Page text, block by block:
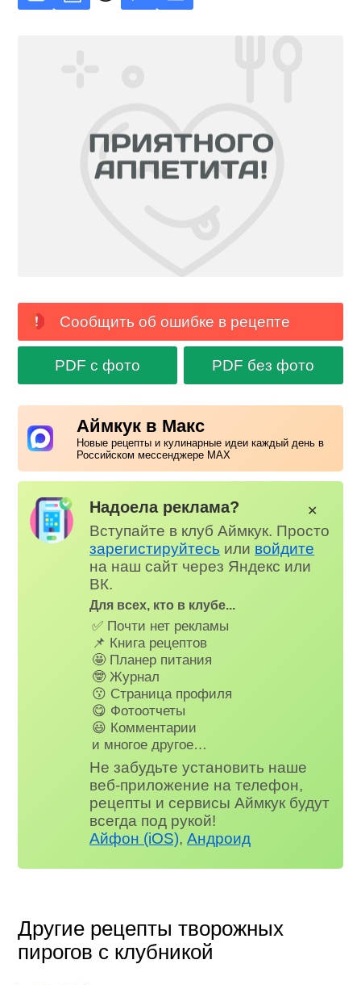
Сообщить об ошибке в рецепте
PDF с фото PDF без фото
Аймкук в Макс
Новые рецепты и кулинарные идеи каждый день в
Российском мессенджере MAX
Надоела реклама?
Вступайте в клуб Аймкук. Просто
зарегистируйтесь или войдите
на наш сайт через Яндекс или
ВК.
Для всех, кто в клубе...
✅ Почти нет рекламы
📌 Книга рецептов
🤩 Планер питания
🤓 Журнал
😗 Страница профиля
😋 Фотоотчеты
😃 Комментарии
и многое другое…
Не забудьте установить наше
веб-приложение на телефон,
рецепты и сервисы Аймкук будут
всегда под рукой!
Айфон (iOS),Андроид
✕
Другие рецепты творожных
пирогов с клубникой